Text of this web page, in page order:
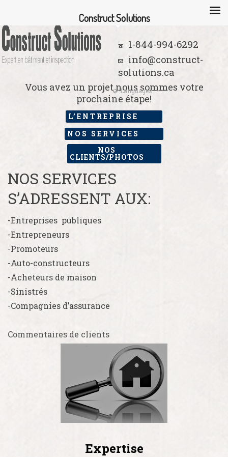
1-844-994-6292
info@construct-
solutions.ca
Languages
Vous avez un projet nous sommes votre
prochaine étape!
L’ENTREPRISE
NOS SERVICES
NOS
CLIENTS/PHOTOS
NOS SERVICES
S’ADRESSENT AUX:
-Entreprises publiques
-Entrepreneurs
-Promoteurs
-Auto-constructeurs
-Acheteurs de maison
-Sinistrés
-Compagnies d’assurance
Commentaires de clients
Expertise
Construct Solutions